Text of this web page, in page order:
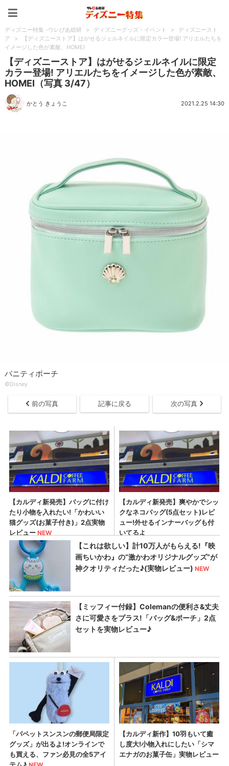
ディズニー特集 -ウレぴあ総研 > ディズニーグッズ・イベント >
ディズニースト
ア
>
【ディズニーストア】はがせるジェルネイルに限定カラー登場! アリエルたちを
イメージした色が素敵、HOMEI
【ディズニーストア】はがせるジェルネイルに限定
カラー登場! アリエルたちをイメージした色が素敵、
HOMEI（写真 3/47）
かとう きょうこ 2021.2.25 14:30
バニティポーチ
©Disney
前の写真 記事に戻る 次の写真